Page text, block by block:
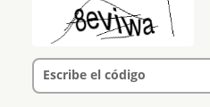
Escribe el código